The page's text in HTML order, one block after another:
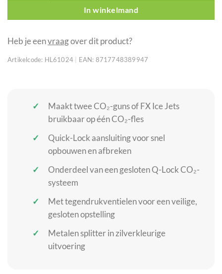
In winkelmand
Heb je eenvraagover dit product?
Artikelcode: HL61024 | EAN: 8717748389947
Maakt twee CO₂-guns of FX Ice Jets
bruikbaar op één CO₂-fles
Quick-Lock aansluiting voor snel
opbouwen en afbreken
Onderdeel van een gesloten Q-Lock CO₂-
systeem
Met tegendrukventielen voor een veilige,
gesloten opstelling
Metalen splitter in zilverkleurige
uitvoering